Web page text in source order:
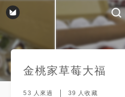
金桃家草莓大福
53 人來過 39 人收藏